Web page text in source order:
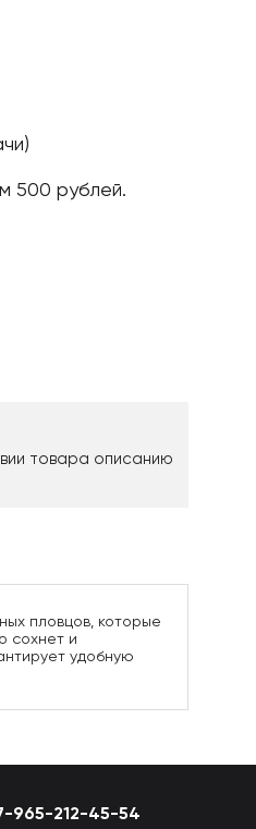
500 рублей.
товара описанию
пловцов, которые
сохнет и
удобную
965-212-45-54